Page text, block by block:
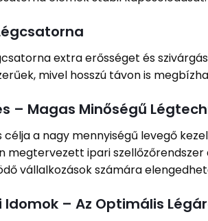
extra erősséget és
mivel hosszú távon is
– Magas Minőségű
célja a nagy mennyiségű levegő
megtervezett ipari
vállalkozások számára
– Az Optimális